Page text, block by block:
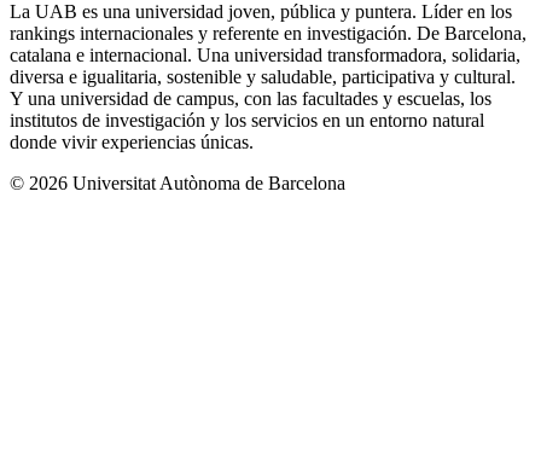
La UAB es una universidad joven, pública y puntera. Líder en los
rankings internacionales y referente en investigación. De Barcelona,
catalana e internacional. Una universidad transformadora, solidaria,
diversa e igualitaria, sostenible y saludable, participativa y cultural.
Y una universidad de campus, con las facultades y escuelas, los
institutos de investigación y los servicios en un entorno natural
donde vivir experiencias únicas.
© 2026 Universitat Autònoma de Barcelona